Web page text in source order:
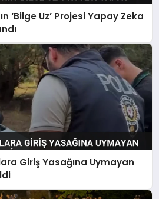
‘Bilge Uz’ Projesi Yapay Zeka
Giriş Yasağına Uymayan